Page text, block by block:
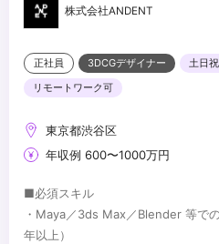
株式会社ANDENT
正社員 3DCGデザイナー 土日
リモートワーク可
東京都渋谷区
年収例 600〜1000万円
■必須スキル
・Maya／3ds Max／Blender 等で
年以上）